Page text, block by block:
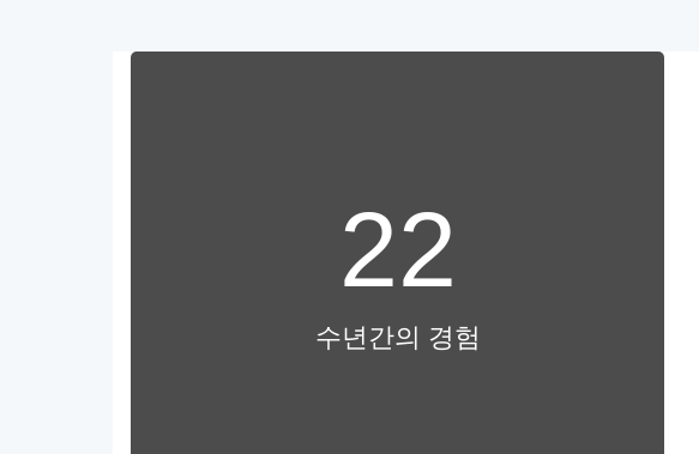
22
수년간의 경험
1000 채널 문자용 시리즈 폴리에스
테르 알루미늄 스트립